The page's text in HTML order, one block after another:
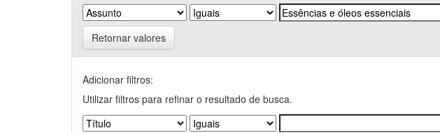
Retornar valores
Adicionar filtros:
Utilizar filtros para refinar o resultado de busca.